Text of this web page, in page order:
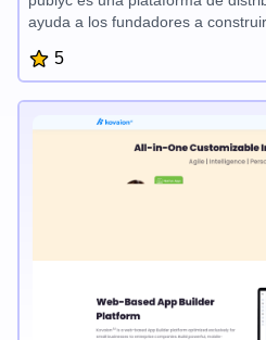
ayuda a los fundadores a
detallado, la creación de
probados, publyc convierte sus
publicaciones atractivas de
crecer su influencia de manera
fundadores para fundadores,
amplifica su voz única, lo que le
5